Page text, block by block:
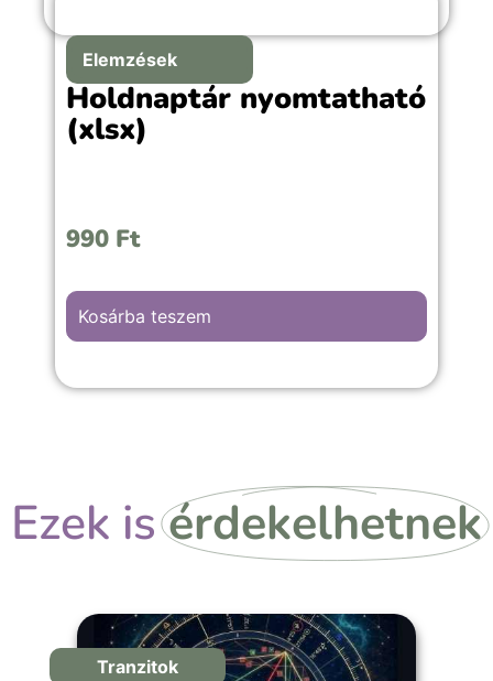
Elemzések
Holdnaptár nyomtatható
(xlsx)
990 Ft
Kosárba teszem
Ezek is érdekelhetnek
Tranzitok